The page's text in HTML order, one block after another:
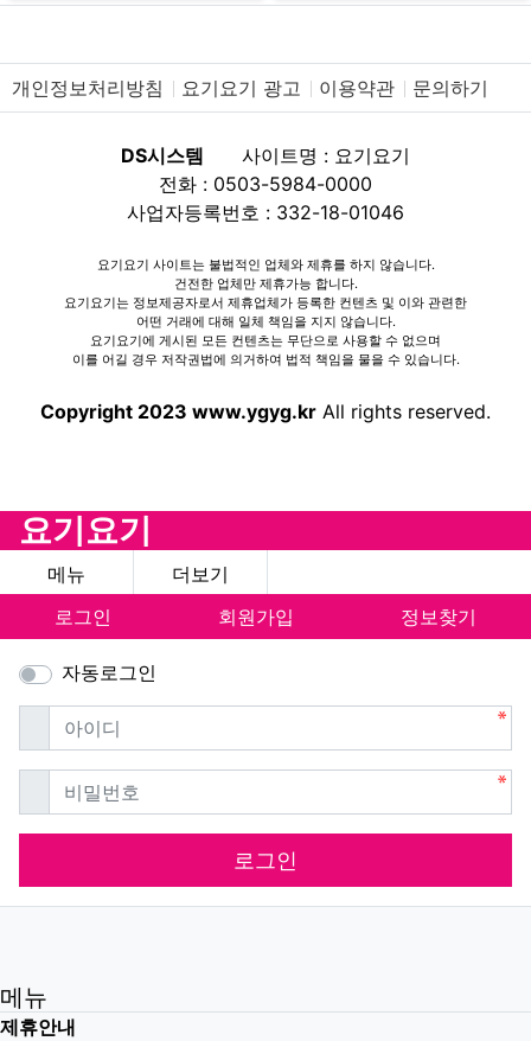
개인정보처리방침 요기요기 광고 이용약관 문의하기
DS시스템
사이트명 : 요기요기
전화 : 0503-5984-0000
사업자등록번호 : 332-18-01046
요기요기 사이트는 불법적인 업체와 제휴를 하지 않습니다.
건전한 업체만 제휴가능 합니다.
요기요기는 정보제공자로서 제휴업체가 등록한 컨텐츠 및 이와 관련한
어떤 거래에 대해 일체 책임을 지지 않습니다.
요기요기에 게시된 모든 컨텐츠는 무단으로 사용할 수 없으며
이를 어길 경우 저작권법에 의거하여 법적 책임을 물을 수 있습니다.
Copyright 2023 www.ygyg.kr All rights reserved.
요기요기
메뉴
더보기
로그인
회원가입 정보찾기
자동로그인
아이디필수
비밀번호필수
로그인
메뉴
제휴안내